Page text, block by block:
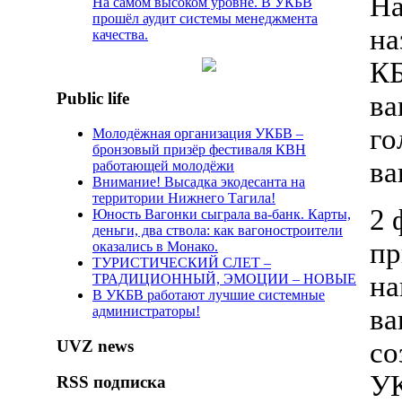
прошёл аудит системы менеджмента
качества.
Public life
Молодёжная организация УКБВ –
бронзовый призёр фестиваля КВН
работающей молодёжи
Внимание! Высадка экодесанта на
территории Нижнего Тагила!
Юность Вагонки сыграла ва-банк. Карты,
деньги, два ствола: как вагоностроители
оказались в Монако.
ТУРИСТИЧЕСКИЙ СЛЕТ –
ТРАДИЦИОННЫЙ, ЭМОЦИИ – НОВЫЕ
В УКБВ работают лучшие системные
администраторы!
UVZ news
RSS подписка
2